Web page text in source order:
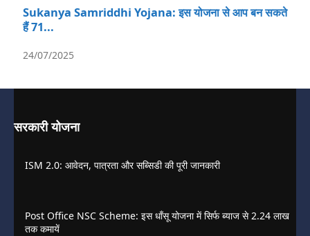
Sukanya Samriddhi Yojana: इस योजना से आप बन सकते
हैं 71...
24/07/2025
सरकारी योजना
ISM 2.0: आवेदन, पात्रता और सब्सिडी की पूरी जानकारी
Post Office NSC Scheme: इस धाँसू योजना में सिर्फ ब्याज से 2.24 लाख
तक कमायें